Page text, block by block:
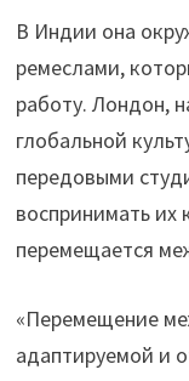
В Индии она
ремеслами,
работу. Лондон,
глобальной
передовыми
воспринимать их
перемещается
«Перемещение
адаптируемой и